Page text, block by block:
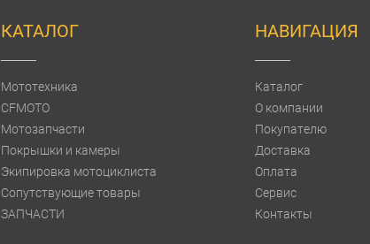
КАТАЛОГ
Мототехника
CFMOTO
Мотозапчасти
Покрышки и камеры
Экипировка мотоциклиста
Сопутствующие товары
ЗАПЧАСТИ
НАВИГАЦИЯ
Каталог
О компании
Покупателю
Доставка
Оплата
Сервис
Контакты